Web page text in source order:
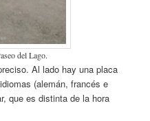
del Lago.
Al lado hay una placa
(alemán, francés e
que es distinta de la hora